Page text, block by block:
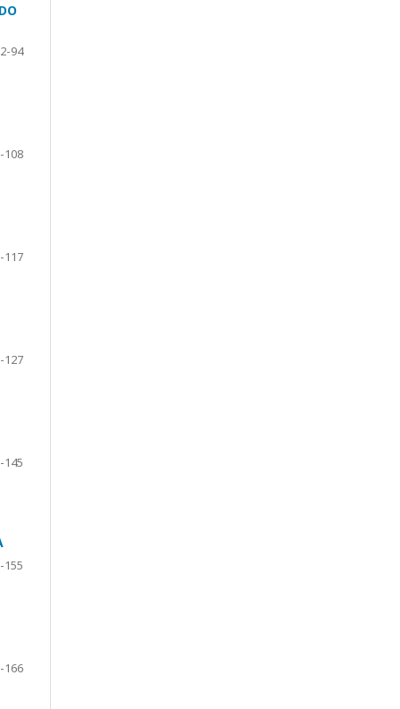
94
108
117
127
145
155
166